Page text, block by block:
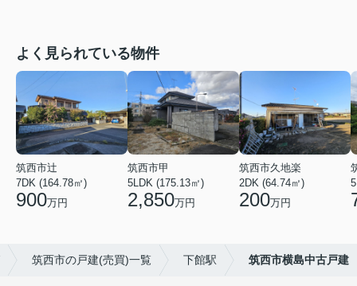
よく見られている物件
筑西市辻
7DK (164.78㎡)
900万円
筑西市甲
5LDK (175.13㎡)
2,850万円
筑西市久地楽
2DK (64.74㎡)
200万円
筑西市の戸建(売買)一覧 下館駅 筑西市横島中古戸建